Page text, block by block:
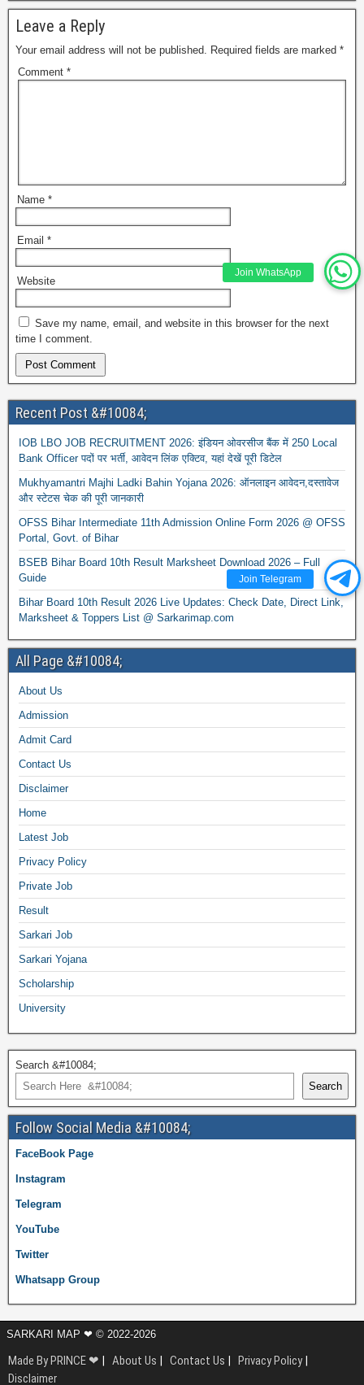
Join WhatsApp
Join Telegram
Leave a Reply
Your email address will not be published. Required fields are marked *
Comment *
Name *
Email *
Website
Save my name, email, and website in this browser for the next
time I comment.
Recent Post &#10084;
IOB LBO JOB RECRUITMENT 2026: इंडियन ओवरसीज बैंक में 250 Local
Bank Officer पदों पर भर्ती, आवेदन लिंक एक्टिव, यहां देखें पूरी डिटेल
Mukhyamantri Majhi Ladki Bahin Yojana 2026: ऑनलाइन आवेदन,दस्तावेज
और स्टेटस चेक की पूरी जानकारी
OFSS Bihar Intermediate 11th Admission Online Form 2026 @ OFSS
Portal, Govt. of Bihar
BSEB Bihar Board 10th Result Marksheet Download 2026 – Full
Guide
Bihar Board 10th Result 2026 Live Updates: Check Date, Direct Link,
Marksheet & Toppers List @ Sarkarimap.com
All Page &#10084;
About Us
Admission
Admit Card
Contact Us
Disclaimer
Home
Latest Job
Privacy Policy
Private Job
Result
Sarkari Job
Sarkari Yojana
Scholarship
University
Search &#10084;
Search
Follow Social Media &#10084;
FaceBook Page
Instagram
Telegram
YouTube
Twitter
Whatsapp Group
SARKARI MAP ❤ © 2022-2026
Made By PRINCE ❤ | About Us | Contact Us | Privacy Policy|
Disclaimer